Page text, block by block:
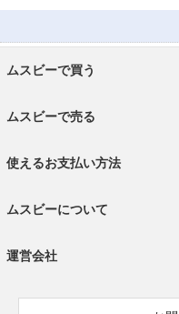
ムスビーで買う
ムスビーで売る
使えるお支払い方法
ムスビーについて
運営会社